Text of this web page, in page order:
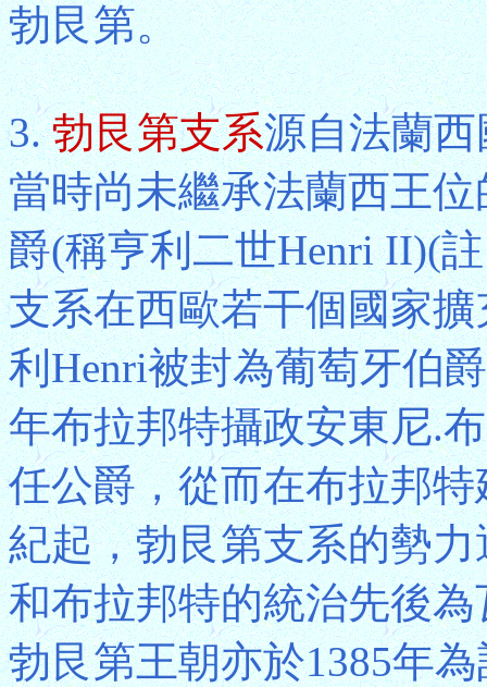
勃艮第。
3.勃艮第支系源自法蘭西
當時尚未繼承法蘭西王
爵(稱亨利二世Henri II)(
支系在西歐若干個國家
利Henri被封為葡萄牙伯
年布拉邦特攝政安東尼.
任公爵，從而在布拉邦
紀起，勃艮第支系的勢
和布拉邦特的統治先後
勃艮第王朝亦於1385年